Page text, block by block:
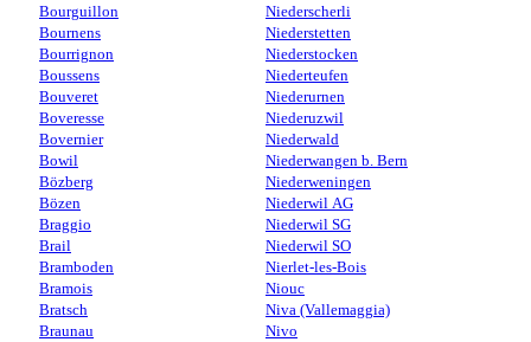
Bourguillon
Bournens
Bourrignon
Boussens
Bouveret
Boveresse
Bovernier
Bowil
Bözberg
Bözen
Braggio
Brail
Bramboden
Bramois
Bratsch
Braunau
Niederscherli
Niederstetten
Niederstocken
Niederteufen
Niederurnen
Niederuzwil
Niederwald
Niederwangen b. Bern
Niederweningen
Niederwil AG
Niederwil SG
Niederwil SO
Nierlet-les-Bois
Niouc
Niva (Vallemaggia)
Nivo